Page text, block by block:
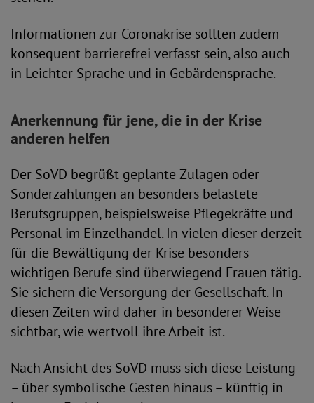
Informationen zur Coronakrise sollten zudem
konsequent barrierefrei verfasst sein, also auch
in Leichter Sprache und in Gebärdensprache.
Anerkennung für jene, die in der Krise
anderen helfen
Der SoVD begrüßt geplante Zulagen oder
Sonderzahlungen an besonders belastete
Berufsgruppen, beispielsweise Pflegekräfte und
Personal im Einzelhandel. In vielen dieser derzeit
für die Bewältigung der Krise besonders
wichtigen Berufe sind überwiegend Frauen tätig.
Sie sichern die Versorgung der Gesellschaft. In
diesen Zeiten wird daher in besonderer Weise
sichtbar, wie wertvoll ihre Arbeit ist.
Nach Ansicht des SoVD muss sich diese Leistung
– über symbolische Gesten hinaus – künftig in